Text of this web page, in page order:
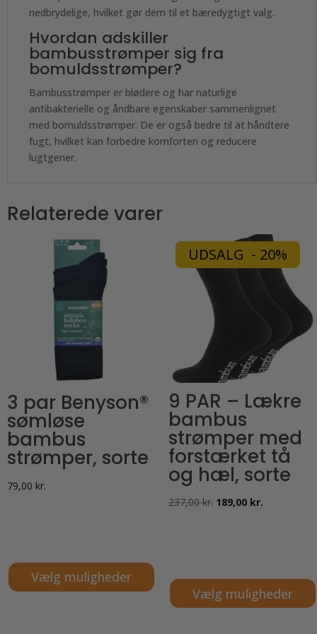
nedbrydelige, hvilket gør dem til et bæredygtigt valg.
Hvordan adskiller
bambusstrømper sig fra
bomuldsstrømper?
Bambusstrømper er blødere og har naturlige
antibakterielle og åndbare egenskaber sammenlignet
med bomuldsstrømper. De er også bedre til at håndtere
fugt, hvilket kan forbedre komforten og reducere
lugtgener.
Relaterede varer
3 par Benyson®
sømløse
bambus
strømper, sorte
79,00 kr.
Vælg muligheder
UDSALG - 20%
9 PAR – Lækre
bambus
strømper med
forstærket tå
og hæl, sorte
237,00kr. Den
189,00 kr.Den
Vælg muligheder